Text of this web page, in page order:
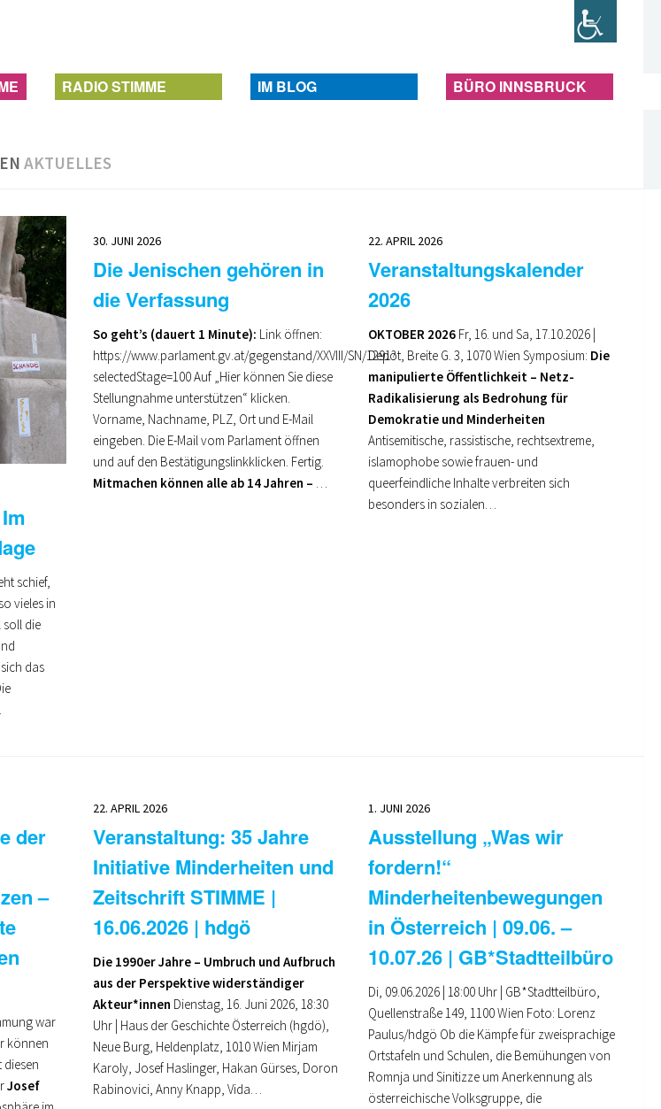
RADIO STIMME IM BLOG BÜRO INNSBRUCK
AKTUELLES
schief,
vieles in
soll die
das
30. JUNI 2026
Die Jenischen gehören in
die Verfassung
So geht’s (dauert 1 Minute): Link öffnen:
https://www.parlament.gv.at/gegenstand/XXVIII/SN/1291?
selectedStage=100 Auf „Hier können Sie diese
Stellungnahme unterstützen“ klicken.
Vorname, Nachname, PLZ, Ort und E-Mail
eingeben. Die E-Mail vom Parlament öffnen
und auf den Bestätigungslinkklicken. Fertig.
Mitmachen können alle ab 14 Jahren – …
22. APRIL 2026
Veranstaltungskalender
2026
OKTOBER 2026Fr, 16. und Sa, 17.10.2026 |
Depot, Breite G. 3, 1070 Wien Symposium: Die
manipulierte Öffentlichkeit – Netz-
Radikalisierung als Bedrohung für
Demokratie und Minderheiten
Antisemitische, rassistische, rechtsextreme,
islamophobe sowie frauen- und
queerfeindliche Inhalte verbreiten sich
besonders in sozialen…
der
–
war
können
diesen
Josef
22. APRIL 2026
Veranstaltung: 35 Jahre
Initiative Minderheiten und
Zeitschrift STIMME |
16.06.2026 | hdgö
Die 1990er Jahre – Umbruch und Aufbruch
aus der Perspektive widerständiger
Akteur*innen Dienstag, 16. Juni 2026, 18:30
Uhr | Haus der Geschichte Österreich (hgdö),
Neue Burg, Heldenplatz, 1010 Wien Mirjam
Karoly, Josef Haslinger, Hakan Gürses, Doron
Rabinovici, Anny Knapp, Vida…
1. JUNI 2026
Ausstellung „Was wir
fordern!“
Minderheitenbewegungen
in Österreich | 09.06. –
10.07.26 | GB*Stadtteilbüro
Di, 09.06.2026 | 18:00 Uhr | GB*Stadtteilbüro,
Quellenstraße 149, 1100 Wien Foto: Lorenz
Paulus/hdgö Ob die Kämpfe für zweisprachige
Ortstafeln und Schulen, die Bemühungen von
Romnja und Sinitizze um Anerkennung als
österreichische Volksgruppe, die